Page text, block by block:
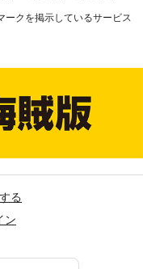
ークを掲示しているサービス
る
ン